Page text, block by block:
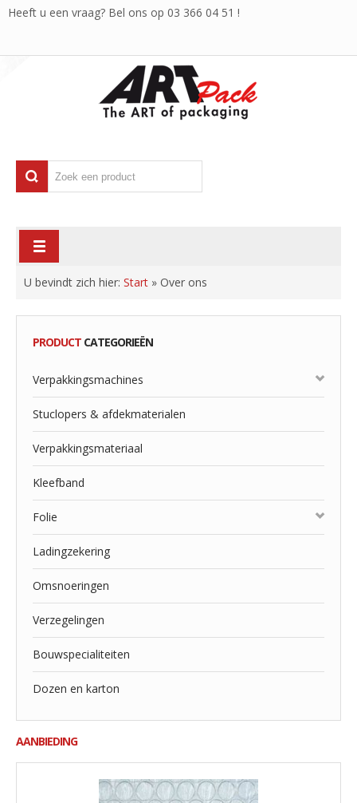
Heeft u een vraag? Bel ons op 03 366 04 51 !
U bevindt zich hier: Start » Over ons
PRODUCT CATEGORIEËN
Verpakkingsmachines
Stuclopers & afdekmaterialen
Verpakkingsmateriaal
Kleefband
Folie
Ladingzekering
Omsnoeringen
Verzegelingen
Bouwspecialiteiten
Dozen en karton
AANBIEDING